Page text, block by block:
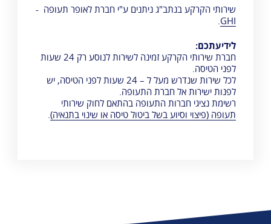
שירותי הקרקע בנתב"ג ניתנים ע"י חברת לאופר תעופה -
GHI
לידיעתכם:
חברת שירותי הקרקע זמינה לשירות לנוסע רק 24 שעות
לפני הטיסה.
לכל שירות שנדרש מעל ל – 24 שעות לפני הטיסה, יש
לפנות ישירות אל חברת התעופה.
רשימת נציגי חברות התעופה בהתאם לחוק שירותי
תעופה (פיצוי וסיוע בשל ביטול טיסה או שינוי בתנאיה)